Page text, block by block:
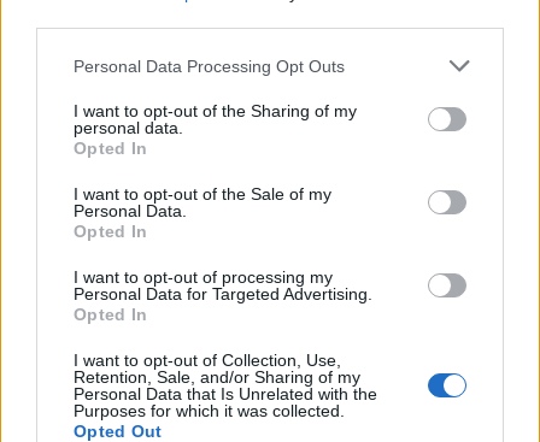
Personal Data Processing Opt Outs
I want to opt-out of the Sharing of my
personal data.
Opted In
I want to opt-out of the Sale of my
Personal Data.
Opted In
I want to opt-out of processing my
Personal Data for Targeted Advertising.
Opted In
I want to opt-out of Collection, Use,
Retention, Sale, and/or Sharing of my
Personal Data that Is Unrelated with the
Purposes for which it was collected.
Opted Out